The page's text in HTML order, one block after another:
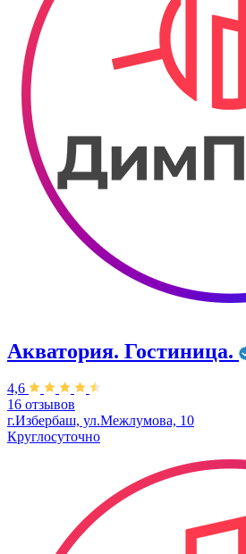
Акватория. Гостиница.
4,6
16 отзывов
г.Избербаш, ул.Межлумова, 10
Круглосуточно